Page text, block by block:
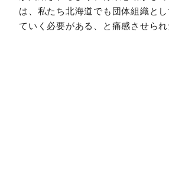
は、私たち北海道でも団体組織と
ていく必要がある、と痛感させられ